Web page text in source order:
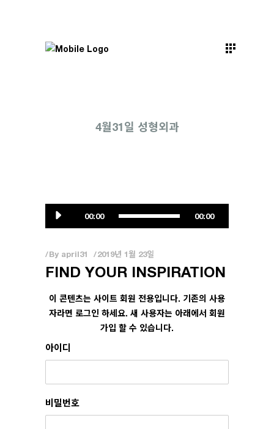
4월31일 성형외과
플
레
어
00:00 00:00
By april31 2019년 1월 23일
FIND YOUR INSPIRATION
이 콘텐츠는 사이트 회원 전용입니다. 기존의 사용
자라면 로그인 하세요. 새 사용자는 아래에서 회원
가입 할 수 있습니다.
아이디
비밀번호